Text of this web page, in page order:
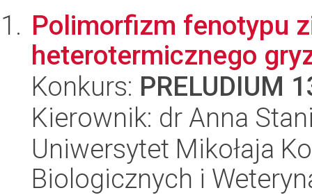
Polimorfizm fenotypu
heterotermicznego
Konkurs: PRELUDIUM
Kierownik: dr Anna
Uniwersytet Mikołaja
Biologicznych i